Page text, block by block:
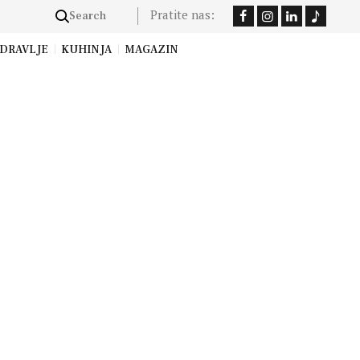
Pratite nas:
KUHINJA MAGAZIN